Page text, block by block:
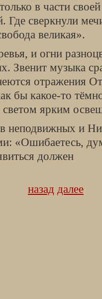
в части
Где сверкнули
великая».
и огни
Звенит музыка
отражения
бы какое-то
светом ярким
неподвижных и
«Ошибаетесь,
должен
назад далее